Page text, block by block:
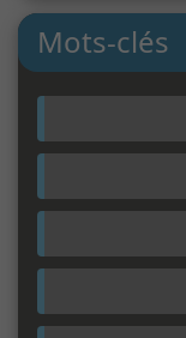
liens avec les
est essentiel de
plutôt que de se
solutions
grandes
repenser la
« plus d’intuition,
pour établir une
Mots-clés